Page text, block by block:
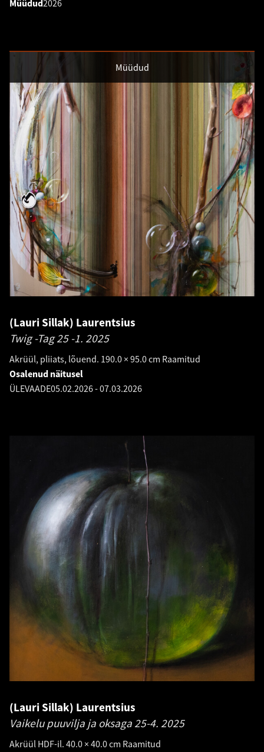
Müüdud2026
Müüdud
(Lauri Sillak) Laurentsius
Twig -Tag 25 -1. 2025
Akrüül, pliiats, lõuend. 190.0 × 95.0 cm Raamitud
Osalenud näitusel
ÜLEVAADE05.02.2026-07.03.2026
(Lauri Sillak) Laurentsius
Vaikelu puuvilja ja oksaga 25-4. 2025
Akrüül HDF-il. 40.0 × 40.0 cm Raamitud